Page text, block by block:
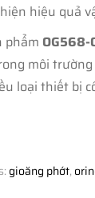
hiệu quả
phẩm OG568-
môi
loại thiết bị
gioăng phớt,